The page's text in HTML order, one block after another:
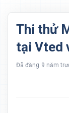
Thi thử
tại Vted
Đã đăng 9 năm